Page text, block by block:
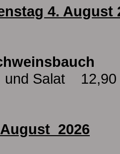
4. August
und Salat 12,90
2026